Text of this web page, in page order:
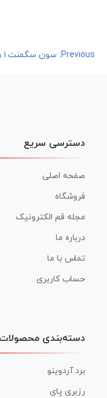
راهبری
Previous: سون سگمنت ۱ رقمی آند مشترک سبز سایز ۱۰۱۳
دسترسی سریع
صفحه اصلی
فروشگاه
مجله قم الکترونیک
درباره ما
تماس با ما
حساب کاربری
دسته‌بندی محصولات
برد آردوینو
رزبری پای